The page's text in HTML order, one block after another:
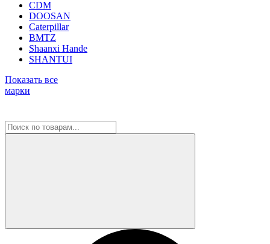
CDM
DOOSAN
Caterpillar
BMTZ
Shaanxi Hande
SHANTUI
Показать все
марки